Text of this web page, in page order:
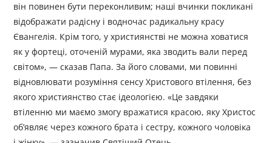
він повинен бути переконливим; наші вчинки покликані
відображати радісну і водночас радикальну красу
Євангелія. Крім того, у християнстві не можна ховатися
як у фортеці, оточеній мурами, яка зводить вали перед
світом», — сказав Папа. За його словами, ми повинні
відновлювати розуміння сенсу Христового втілення, без
якого християнство стає ідеологією. «Це завдяки
втіленню ми маємо змогу вражатися красою, яку Христос
об’являє через кожного брата і сестру, кожного чоловіка